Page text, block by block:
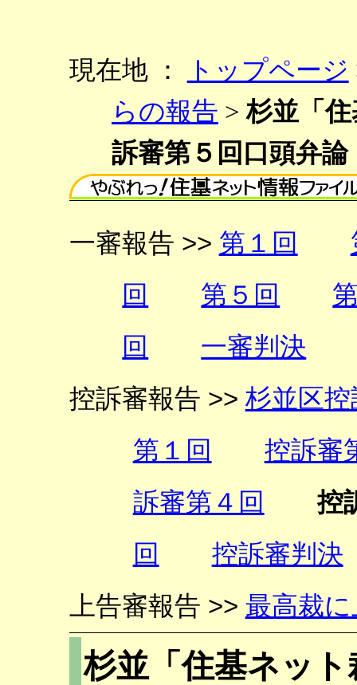
現在地 ： トップページ
らの報告 >杉並「
訴審第５回口頭弁論
一審報告 >> 第１回
回
第５回
回
一審判決
控訴審報告 >> 杉並区控
第１回
控訴審
訴審第４回
控
回
控訴審判決
上告審報告 >> 最高裁
杉並「住基ネッ